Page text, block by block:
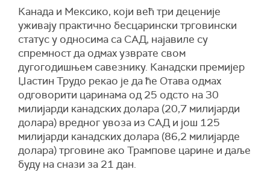
Канада и Мексико, који већ три деценије
уживају практично бесцарински трговински
статус у односима са САД, најавиле су
спремност да одмах узврате свом
дугогодишњем савезнику. Канадски премијер
Џастин Трудо рекао је да ће Отава одмах
одговорити царинама од 25 одсто на 30
милијарди канадских долара (20,7 милијарди
долара) вредног увоза из САД и још 125
милијарди канадских долара (86,2 милијарде
долара) трговине ако Трампове царине и даље
буду на снази за 21 дан.